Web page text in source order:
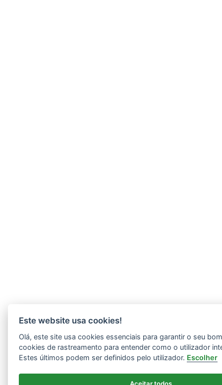
Este website usa cookies!
Olá, este site usa cookies essenciais para garantir o seu
cookies de rastreamento para entender como o utilizador
Estes últimos podem ser definidos pelo utilizador. Escolher